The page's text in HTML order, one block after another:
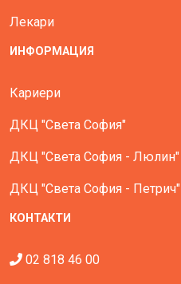
Лекари
ИНФОРМАЦИЯ
Кариери
ДКЦ "Света София"
ДКЦ "Света София - Люлин"
ДКЦ "Света София - Петрич"
КОНТАКТИ
02 818 46 00